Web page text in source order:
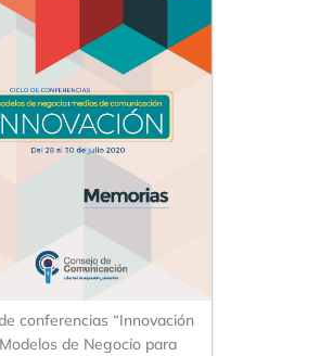
conferencias “Innovación
de Negocio para